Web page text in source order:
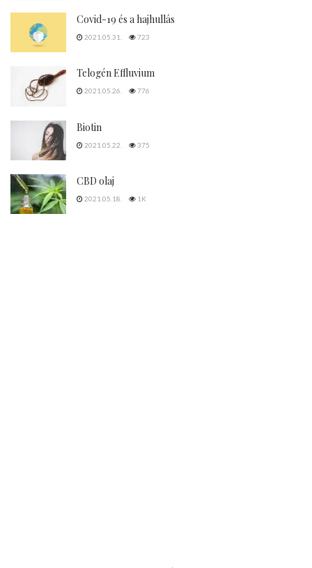
Covid-19 és a hajhullás
2021.05.31. 723
Telogén Effluvium
2021.05.26. 776
Biotin
2021.05.22. 375
CBD olaj
2021.05.18. 1K